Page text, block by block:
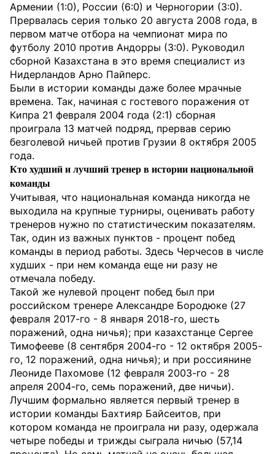
Армении (1:0), России (6:0) и Черногории (3:0).
Прервалась серия только 20 августа 2008 года, в
первом матче отбора на чемпионат мира по
футболу 2010 против Андорры (3:0). Руководил
сборной Казахстана в это время специалист из
Нидерландов Арно Пайперс.
Были в истории команды даже более мрачные
времена. Так, начиная с гостевого поражения от
Кипра 21 февраля 2004 года (2:1) сборная
проиграла 13 матчей подряд, прервав серию
безголевой ничьей против Грузии 8 октября 2005
года.
Кто худший и лучший тренер в истории национальной
команды
Учитывая, что национальная команда никогда не
выходила на крупные турниры, оценивать работу
тренеров нужно по статистическим показателям.
Так, один из важных пунктов - процент побед
команды в период работы. Здесь Черчесов в числе
худших - при нем команда еще ни разу не
отмечала победу.
Такой же нулевой процент побед был при
российском тренере Александре Бородюке (27
февраля 2017-го - 8 января 2018-го, шесть
поражений, одна ничья); при казахстанце Сергее
Тимофееве (8 сентября 2004-го - 12 октября 2005-
го, 12 поражений, одна ничья); и при россиянине
Леониде Пахомове (12 февраля 2003-го - 28
апреля 2004-го, семь поражений, две ничьи).
Лучшим формально является первый тренер в
истории команды Бахтияр Байсеитов, при
котором команда не проиграла ни разу, одержала
четыре победы и трижды сыграла ничью (57,14